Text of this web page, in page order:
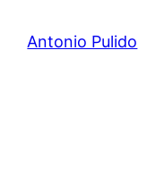
Antonio Pulido